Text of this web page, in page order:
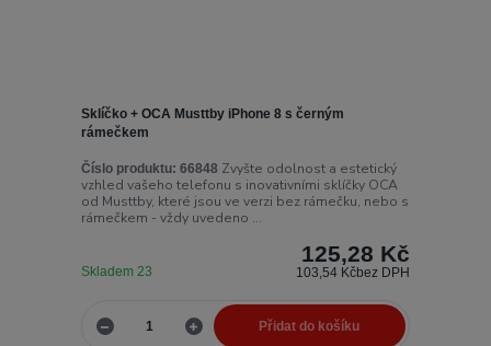
Sklíčko + OCA Musttby iPhone 8 s černým
rámečkem
Číslo produktu: 66848 Zvyšte odolnost a estetický
vzhled vašeho telefonu s inovativními sklíčky OCA
od Musttby, které jsou ve verzi bez rámečku, nebo s
rámečkem - vždy uvedeno ...
125,28 Kč
103,54 Kčbez DPH
Skladem 23
Přidat do košíku